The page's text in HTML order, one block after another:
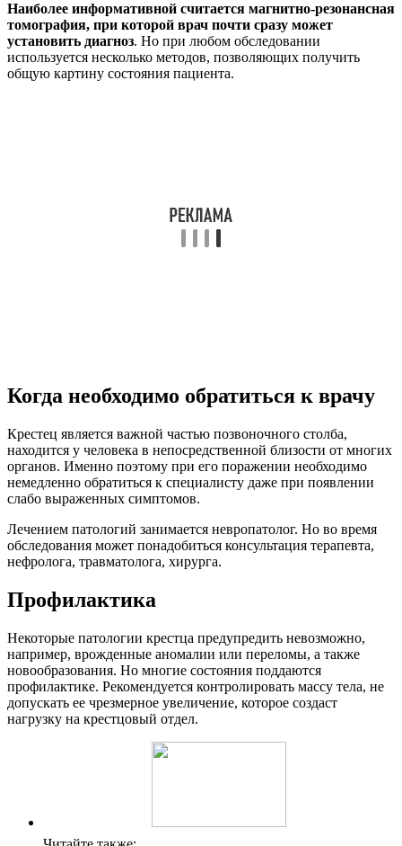
Наиболее информативной считается магнитно-резонансная
томография, при которой врач почти сразу может
установить диагноз. Но при любом обследовании
используется несколько методов, позволяющих получить
общую картину состояния пациента.
Когда необходимо обратиться к врачу
Крестец является важной частью позвоночного столба,
находится у человека в непосредственной близости от многих
органов. Именно поэтому при его поражении необходимо
немедленно обратиться к специалисту даже при появлении
слабо выраженных симптомов.
Лечением патологий занимается невропатолог. Но во время
обследования может понадобиться консультация терапевта,
нефролога, травматолога, хирурга.
Профилактика
Некоторые патологии крестца предупредить невозможно,
например, врожденные аномалии или переломы, а также
новообразования. Но многие состояния поддаются
профилактике. Рекомендуется контролировать массу тела, не
допускать ее чрезмерное увеличение, которое создаст
нагрузку на крестцовый отдел.